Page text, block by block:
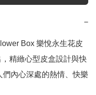
−
Box 樂悅永生花皮
精緻心型皮盒設計與快
內心深處的熱情、快樂